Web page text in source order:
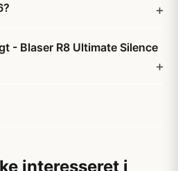
- Blaser R8 Ultimate Silence
interesseret i